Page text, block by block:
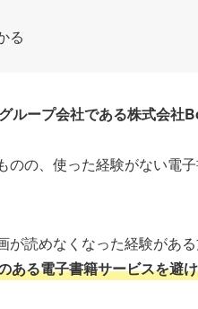
る
ループ会社である株式会社
の、使った経験がない電
読めなくなった経験がある
ある電子書籍サービスを避